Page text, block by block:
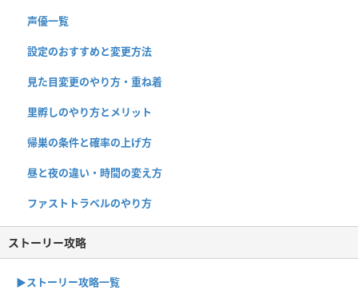
声優一覧
設定のおすすめと変更方法
見た目変更のやり方・重ね着
里孵しのやり方とメリット
帰巣の条件と確率の上げ方
昼と夜の違い・時間の変え方
ファストトラベルのやり方
ストーリー攻略
▶︎ストーリー攻略一覧